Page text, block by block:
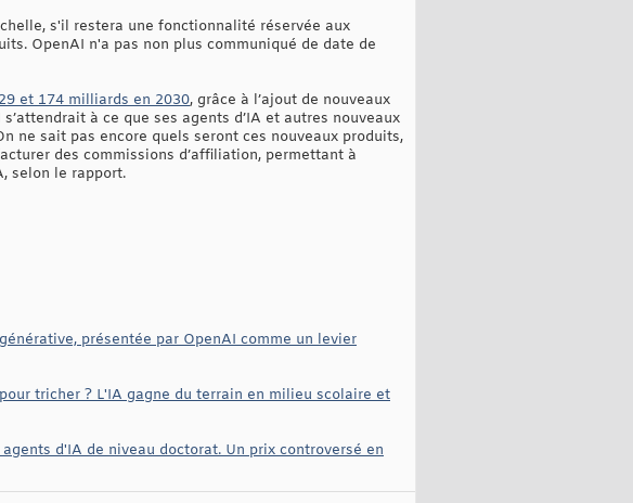
s'il restera une fonctionnalité réservée aux
OpenAI n'a pas non plus communiqué de date de
et 174 milliards en 2030, grâce à l’ajout de nouveaux
à ce que ses agents d’IA et autres nouveaux
ne sait pas encore quels seront ces nouveaux produits,
des commissions d’affiliation, permettant à
selon le rapport.
présentée par OpenAI comme un levier
tricher ? L'IA gagne du terrain en milieu scolaire et
d'IA de niveau doctorat. Un prix controversé en